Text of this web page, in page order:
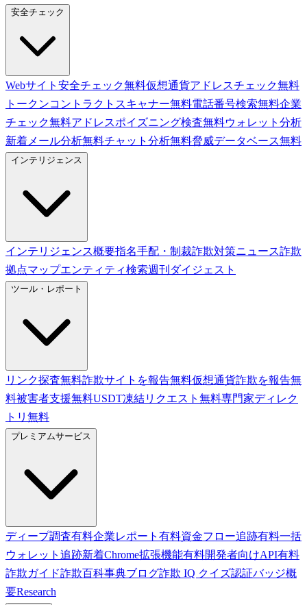
安全チェック
Webサイト安全チェック無料仮想通貨アドレスチェック無料
トークンコントラクトスキャナー無料電話番号検索無料企業
チェック無料アドレスポイズニング検査無料ウォレット分析
新着 メール分析無料チャット分析無料脅威データベース無料
インテリジェンス
インテリジェンス概要指名手配・制裁詐欺対策ニュース詐欺
拠点マップエンティティ検索週刊ダイジェスト
ツール・レポート
リンク探査無料詐欺サイトを報告無料仮想通貨詐欺を報告無
料被害者支援無料USDT凍結リクエスト 無料専門家ディレク
トリ 無料
プレミアムサービス
ディープ調査有料企業レポート 有料資金フロー追跡有料一括
ウォレット追跡新着Chrome拡張機能有料開発者向けAPI有料
詐欺ガイド詐欺百科事典ブログ詐欺 IQ クイズ認証バッジ概
要Research